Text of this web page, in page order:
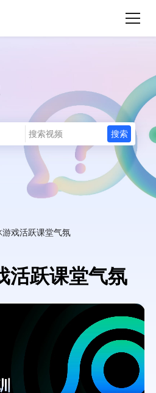
戏活跃课堂气氛
活跃课堂气氛